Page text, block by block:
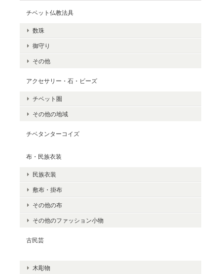
チベット仏教法具
数珠
御守り
その他
アクセサリー・石・ビーズ
チベット圏
その他の地域
チベタンターコイズ
布・民族衣装
民族衣装
敷布・掛布
その他の布
その他のファッション小物
古民芸
木彫物